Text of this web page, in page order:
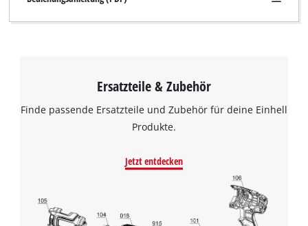
Ersatzteile & Zubehör
Finde passende Ersatzteile und Zubehör für deine Einhell
Produkte.
Jetzt entdecken